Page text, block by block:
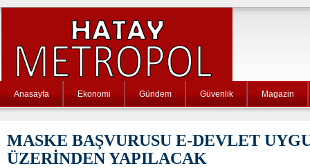
Anasayfa Ekonomi Gündem Güvenlik Magazin
MASKE BAŞVURUSU E-DEVLET
ÜZERİNDEN YAPILACAK